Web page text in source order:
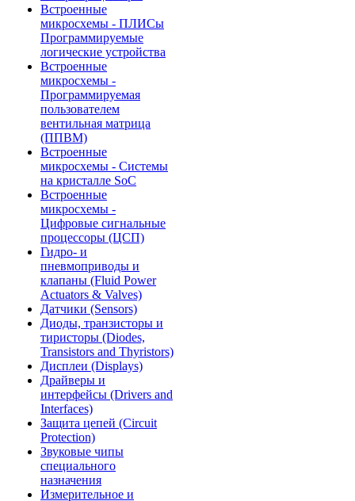
Встроенные
микросхемы - ПЛИСы
Программируемые
логические устройства
Встроенные
микросхемы -
Программируемая
пользователем
вентильная матрица
(ППВМ)
Встроенные
микросхемы - Системы
на кристалле SoC
Встроенные
микросхемы -
Цифровые сигнальные
процессоры (ЦСП)
Гидро- и
пневмоприводы и
клапаны (Fluid Power
Actuators & Valves)
Датчики (Sensors)
Диоды, транзисторы и
тиристоры (Diodes,
Transistors and Thyristors)
Дисплеи (Displays)
Драйверы и
интерфейсы (Drivers and
Interfaces)
Защита цепей (Circuit
Protection)
Звуковые чипы
специального
назначения
Измерительное и